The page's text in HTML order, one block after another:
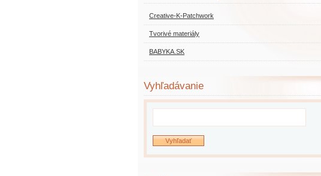
Creative-K-Patchwork
Tvorivé materiály
BABYKA.SK
Vyhľadávanie